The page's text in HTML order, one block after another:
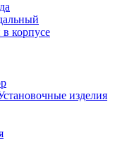
корпусе
изделия